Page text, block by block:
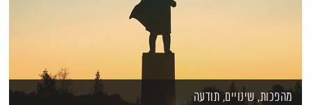
מהפכות, שינויים, תודעה